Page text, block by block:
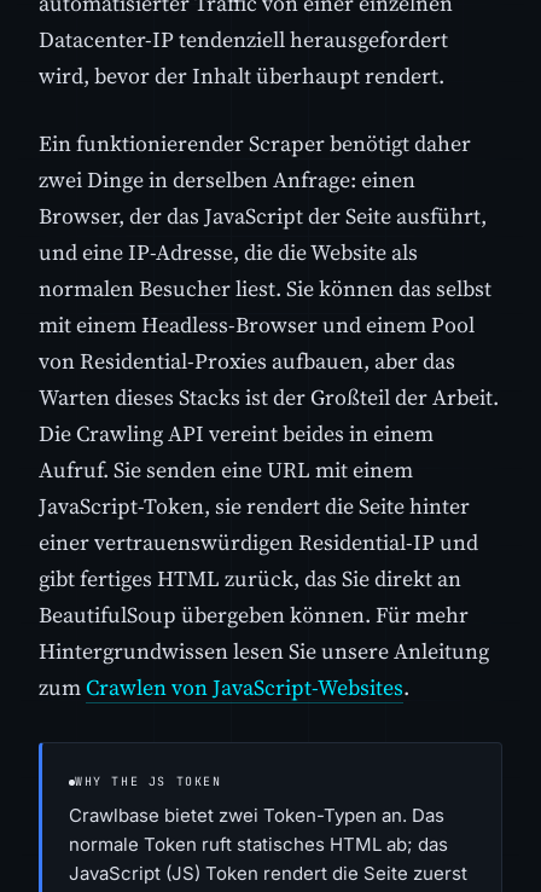
Datacenter-IP tendenziell herausgefordert
wird, bevor der Inhalt überhaupt rendert.
Ein funktionierender Scraper benötigt daher
zwei Dinge in derselben Anfrage: einen
Browser, der das JavaScript der Seite ausführt,
und eine IP-Adresse, die die Website als
normalen Besucher liest. Sie können das selbst
mit einem Headless-Browser und einem Pool
von Residential-Proxies aufbauen, aber das
Warten dieses Stacks ist der Großteil der Arbeit.
Die Crawling API vereint beides in einem
Aufruf. Sie senden eine URL mit einem
JavaScript-Token, sie rendert die Seite hinter
einer vertrauenswürdigen Residential-IP und
gibt fertiges HTML zurück, das Sie direkt an
BeautifulSoup übergeben können. Für mehr
Hintergrundwissen lesen Sie unsere Anleitung
zumCrawlen von JavaScript-Websites.
WHY THE JS TOKEN
Crawlbase bietet zwei Token-Typen an. Das
normale Token ruft statisches HTML ab; das
JavaScript (JS) Token rendert die Seite zuerst